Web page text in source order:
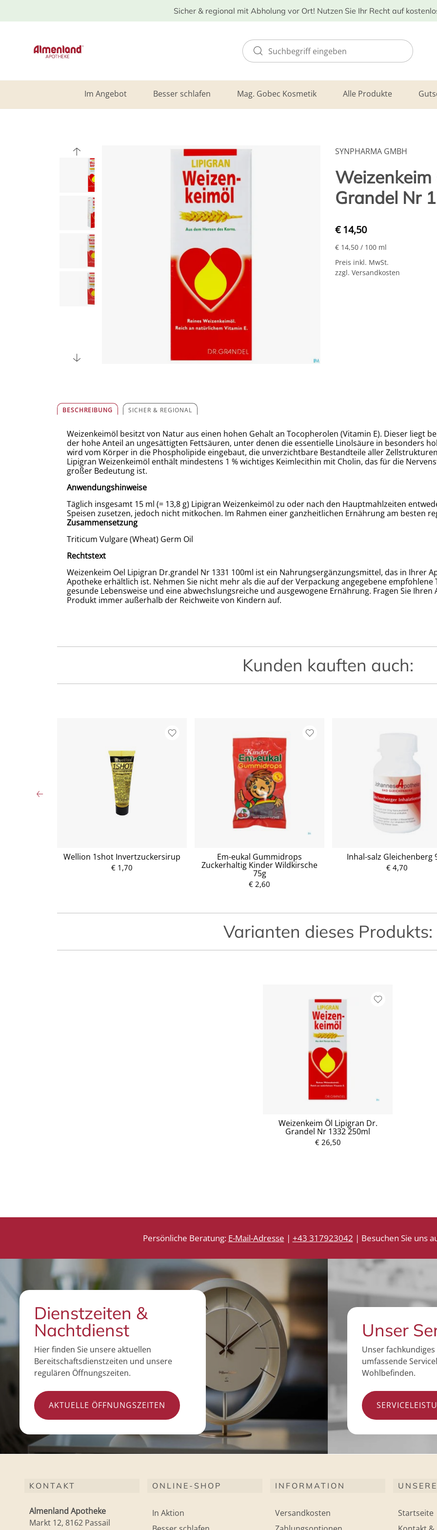
Sicher & regional mit Abholung vor Ort! Nutzen Sie Ihr Recht auf
Im Angebot Besser schlafen Mag. Gobec Kosmetik Alle Produkte
SYNPHARMA GMBH
Grandel Nr
€ 14,50
€ 14,50 / 100 ml
Preis inkl. MwSt.
zzgl. Versandkosten
BESCHREIBUNG SICHER & REGIONAL
Weizenkeimöl besitzt von Natur aus einen hohen Gehalt an Tocopherolen (Vitamin E). Dieser liegt
der hohe Anteil an ungesättigten Fettsäuren, unter denen die essentielle Linolsäure in besonders
wird vom Körper in die Phospholipide eingebaut, die unverzichtbare Bestandteile aller
Lipigran Weizenkeimöl enthält mindestens 1 % wichtiges Keimlecithin mit Cholin, das für die
großer Bedeutung ist.
Anwendungshinweise
Täglich insgesamt 15 ml (= 13,8 g) Lipigran Weizenkeimöl zu oder nach den Hauptmahlzeiten
Speisen zusetzen, jedoch nicht mitkochen. Im Rahmen einer ganzheitlichen Ernährung am besten
Zusammensetzung
Triticum Vulgare (Wheat) Germ Oil
Rechtstext
Weizenkeim Oel Lipigran Dr.grandel Nr 1331 100ml ist ein Nahrungsergänzungsmittel, das in Ihrer
Apotheke erhältlich ist. Nehmen Sie nicht mehr als die auf der Verpackung angegebene empfohlene
gesunde Lebensweise und eine abwechslungsreiche und ausgewogene Ernährung. Fragen Sie Ihren
Produkt immer außerhalb der Reichweite von Kindern auf.
Kunden kauften auch:
Wellion 1shot Invertzuckersirup
€ 1,70
Em-eukal Gummidrops
Zuckerhaltig Kinder Wildkirsche
75g
€ 2,60
Inhal-salz Gleichenberg
€ 4,70
r
Varianten dieses Produkts:
Weizenkeim Öl Lipigran Dr.
Grandel Nr 1332 250ml
€ 26,50
Persönliche Beratung: E-Mail-Adresse | +43 317923042 | Besuchen Sie uns
Dienstzeiten &
Nachtdienst
Hier finden Sie unsere aktuellen
Bereitschaftsdienstzeiten und unsere
regulären Öffnungszeiten.
AKTUELLE ÖFFNUNGSZEITEN
Unser
Unser
umfassende
Wohlbefinden.
KONTAKT
Almenland Apotheke
Markt 12, 8162 Passail
ONLINE-SHOP
In Aktion
INFORMATION
Versandkosten
Startseite